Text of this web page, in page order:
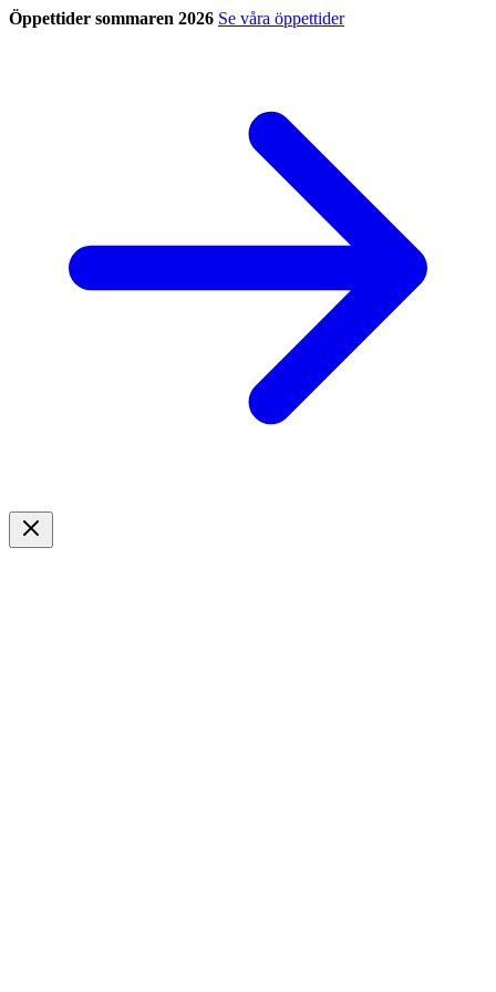
Öppettider sommaren 2026 Se våra öppettider